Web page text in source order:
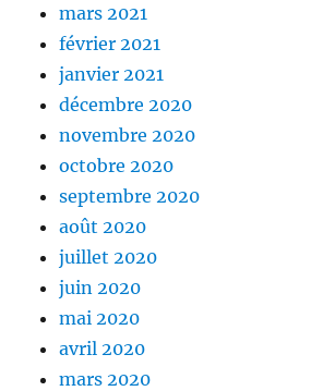
mars 2021
février 2021
janvier 2021
décembre 2020
novembre 2020
octobre 2020
septembre 2020
août 2020
juillet 2020
juin 2020
mai 2020
avril 2020
mars 2020